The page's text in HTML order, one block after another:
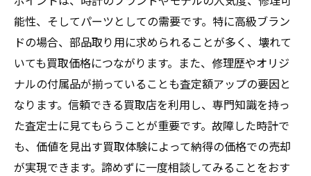
能性、そしてパーツとしての需要です。特に高級ブラン
ドの場合、部品取り用に求められることが多く、壊れて
いても買取価格につながります。また、修理歴やオリジ
ナルの付属品が揃っていることも査定額アップの要因と
なります。信頼できる買取店を利用し、専門知識を持っ
た査定士に見てもらうことが重要です。故障した時計で
も、価値を見出す買取体験によって納得の価格での売却
が実現できます。諦めずに一度相談してみることをおす